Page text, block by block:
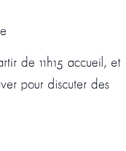
de 11h15 accueil, et
pour discuter des